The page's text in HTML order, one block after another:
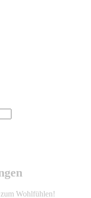
Wohlfühlen!